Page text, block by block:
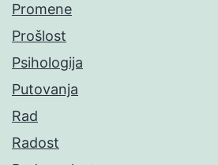
Promene
Prošlost
Psihologija
Putovanja
Rad
Radost